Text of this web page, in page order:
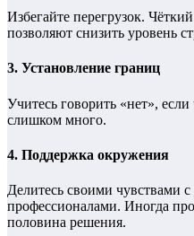
Избегайте перегрузок.
позволяют снизить уровень
3. Установление границ
Учитесь говорить «нет», если
слишком много.
4. Поддержка окружения
Делитесь своими чувствами
профессионалами. Иногда
половина решения.